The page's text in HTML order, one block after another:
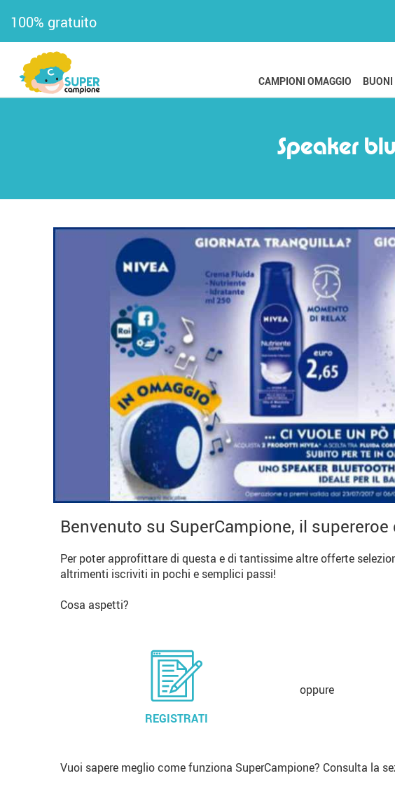
100% gratuito
CAMPIONI OMAGGIO BUONI
Speaker
Benvenuto su SuperCampione, il
Per poter approfittare di questa e di tantissime altre offerte
altrimenti iscriviti in pochi e semplici passi!
Cosa aspetti?
REGISTRATI
oppure
Vuoi sapere meglio come funziona SuperCampione? Consulta la